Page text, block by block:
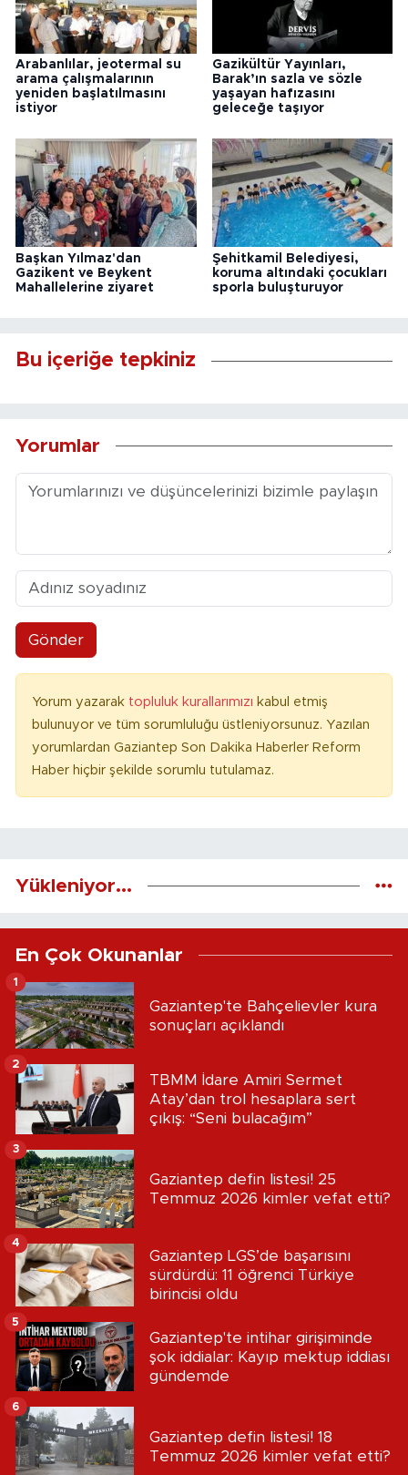
Arabanlılar, jeotermal su
arama çalışmalarının
yeniden başlatılmasını
istiyor
Gazikültür Yayınları,
Barak’ın sazla ve sözle
yaşayan hafızasını
geleceğe taşıyor
Başkan Yılmaz'dan
Gazikent ve Beykent
Mahallelerine ziyaret
Şehitkamil Belediyesi,
koruma altındaki çocukları
sporla buluşturuyor
Bu içeriğe tepkiniz
Yorumlar
Gönder
Yorum yazarak topluluk kurallarımızı kabul etmiş
bulunuyor ve tüm sorumluluğu üstleniyorsunuz. Yazılan
yorumlardan Gaziantep Son Dakika Haberler Reform
Haber hiçbir şekilde sorumlu tutulamaz.
Yükleniyor...
En Çok Okunanlar
Gaziantep'te Bahçelievler kura
sonuçları açıklandı
1
TBMM İdare Amiri Sermet
Atay’dan trol hesaplara sert
çıkış: “Seni bulacağım”
2
Gaziantep defin listesi! 25
Temmuz 2026 kimler vefat etti?
3
Gaziantep LGS’de başarısını
sürdürdü: 11 öğrenci Türkiye
birincisi oldu
4
Gaziantep'te intihar girişiminde
şok iddialar: Kayıp mektup iddiası
gündemde
5
Gaziantep defin listesi! 18
Temmuz 2026 kimler vefat etti?
6